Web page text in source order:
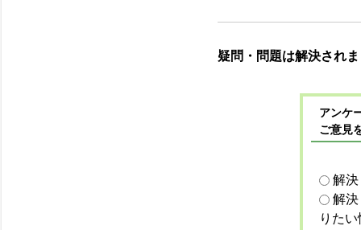
疑問・問題は解決され
アンケ
ご意見
解
解
りた